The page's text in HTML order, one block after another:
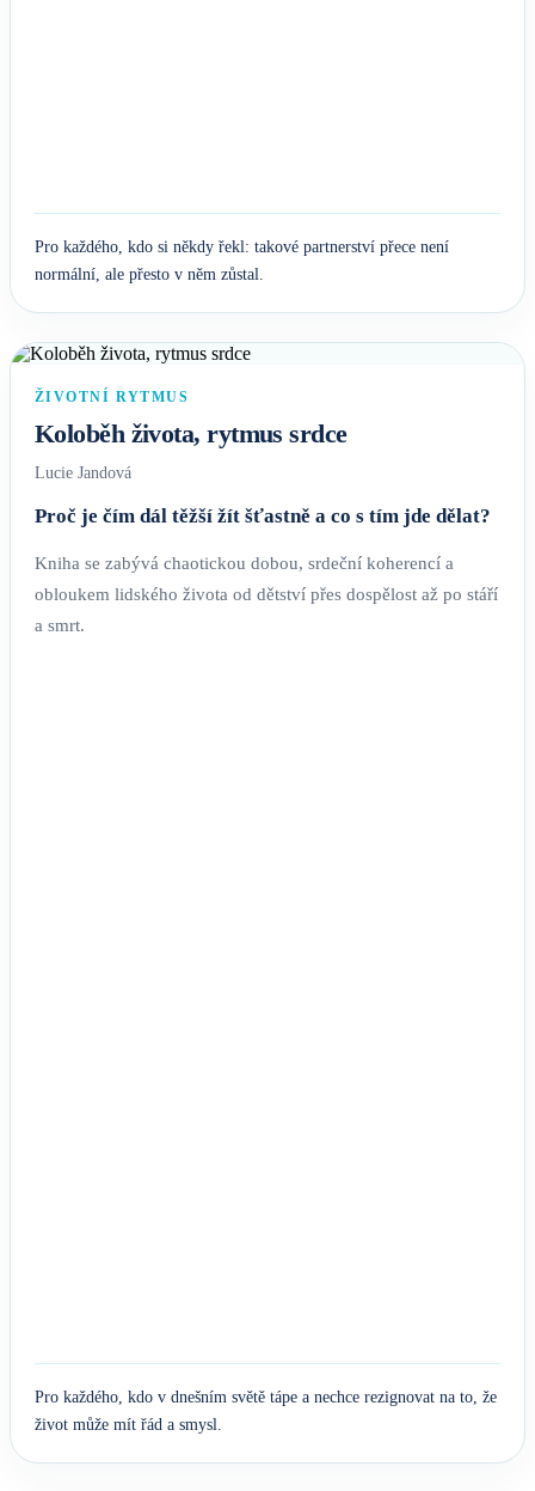
Pro každého, kdo si někdy řekl: takové partnerství přece není
normální, ale přesto v něm zůstal.
ŽIVOTNÍ RYTMUS
Koloběh života, rytmus srdce
Lucie Jandová
Proč je čím dál těžší žít šťastně a co s tím jde dělat?
Kniha se zabývá chaotickou dobou, srdeční koherencí a
obloukem lidského života od dětství přes dospělost až po stáří
a smrt.
Pro každého, kdo v dnešním světě tápe a nechce rezignovat na to, že
život může mít řád a smysl.